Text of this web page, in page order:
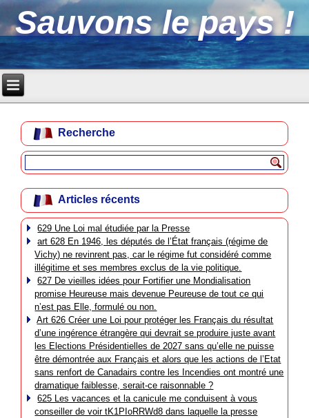
Sauvons le pays !
Recherche
Articles récents
629 Une Loi mal étudiée par la Presse
art 628 En 1946, les députés de l’État français (régime de
Vichy) ne revinrent pas, car le régime fut considéré comme
illégitime et ses membres exclus de la vie politique.
627 De vieilles idées pour Fortifier une Mondialisation
promise Heureuse mais devenue Peureuse de tout ce qui
n’est pas Elle, formulé ou non.
Art 626 Créer une Loi pour protéger les Français du résultat
d’une ingérence étrangère qui devrait se produire juste avant
les Elections Présidentielles de 2027 sans qu’elle ne puisse
être démontrée aux Français et alors que les actions de l’Etat
sans renfort de Canadairs contre les Incendies ont montré une
dramatique faiblesse, serait-ce raisonnable ?
625 Les vacances et la canicule me conduisent à vous
conseiller de voir tK1PIoRRWd8 dans laquelle la presse